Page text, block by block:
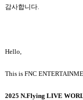
감사합니다.
Hello,
This is FNC
2025 N.Flying LIVE